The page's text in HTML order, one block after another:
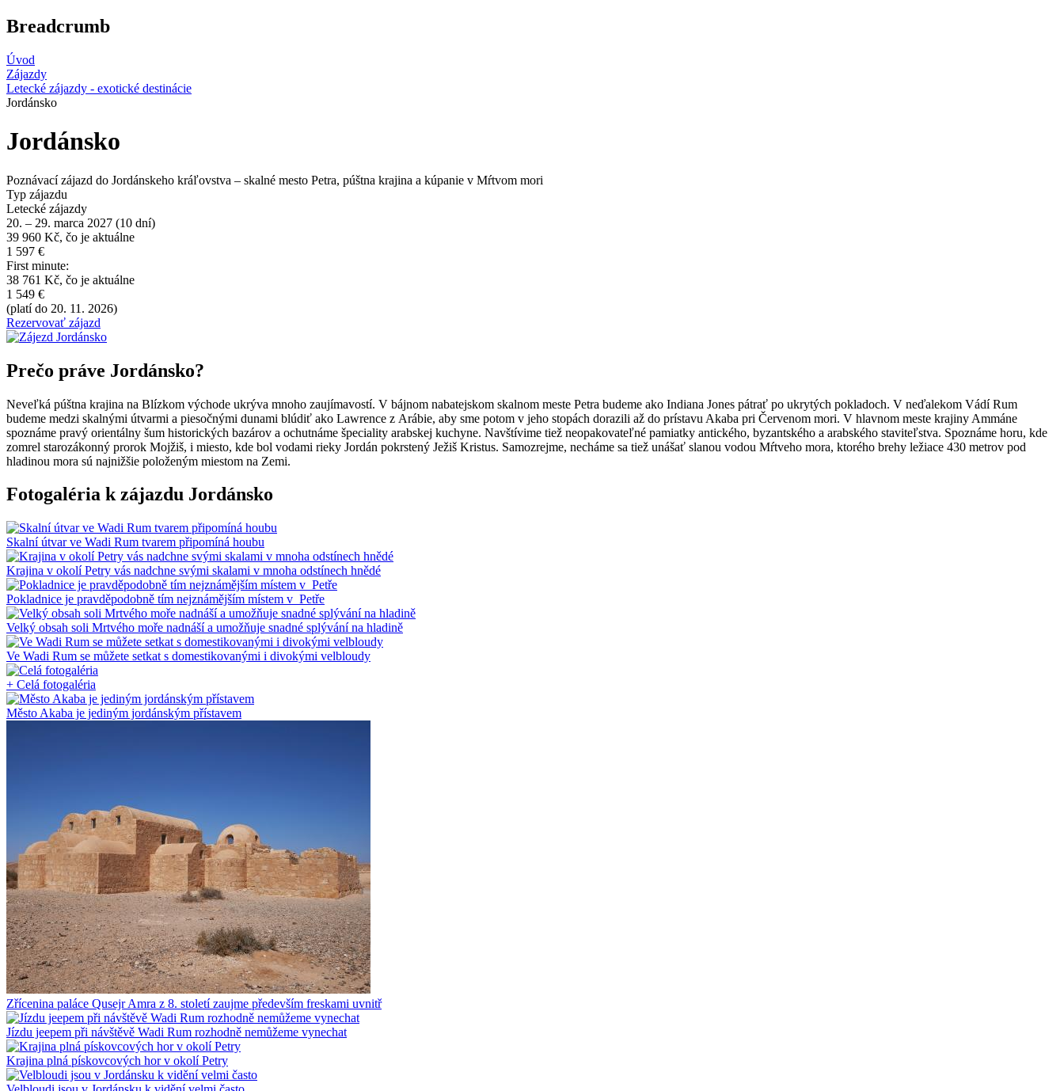
Breadcrumb
Úvod
Zájazdy
Letecké zájazdy - exotické destinácie
Jordánsko
Jordánsko
Poznávací zájazd do Jordánskeho kráľovstva – skalné mesto Petra, púštna krajina a kúpanie v Mŕtvom mori
Typ zájazdu
Letecké zájazdy
20. – 29. marca 2027 (10 dní)
39 960 Kč, čo je aktuálne
1 597 €
First minute:
38 761 Kč, čo je aktuálne
1 549 €
(platí do 20. 11. 2026)
Rezervovať zájazd
Prečo práve Jordánsko?
Neveľká púštna krajina na Blízkom východe ukrýva mnoho zaujímavostí. V bájnom nabatejskom skalnom meste Petra budeme ako Indiana Jones pátrať po ukrytých pokladoch. V neďalekom Vádí Rum
budeme medzi skalnými útvarmi a piesočnými dunami blúdiť ako Lawrence z Arábie, aby sme potom v jeho stopách dorazili až do prístavu Akaba pri Červenom mori. V hlavnom meste krajiny Ammáne
spoznáme pravý orientálny šum historických bazárov a ochutnáme špeciality arabskej kuchyne. Navštívime tiež neopakovateľné pamiatky antického, byzantského a arabského staviteľstva. Spoznáme horu, kde
zomrel starozákonný prorok Mojžiš, i miesto, kde bol vodami rieky Jordán pokrstený Ježiš Kristus. Samozrejme, necháme sa tiež unášať slanou vodou Mŕtveho mora, ktorého brehy ležiace 430 metrov pod
hladinou mora sú najnižšie položeným miestom na Zemi.
Fotogaléria k zájazdu Jordánsko
Skalní útvar ve Wadi Rum tvarem připomíná houbu
Krajina v okolí Petry vás nadchne svými skalami v mnoha odstínech hnědé
Pokladnice je pravděpodobně tím nejznámějším místem v Petře
Velký obsah soli Mrtvého moře nadnáší a umožňuje snadné splývání na hladině
Ve Wadi Rum se můžete setkat s domestikovanými i divokými velbloudy
+ Celá fotogaléria
Město Akaba je jediným jordánským přístavem
Zřícenina paláce Qusejr Amra z 8. století zaujme především freskami uvnitř
Jízdu jeepem při návštěvě Wadi Rum rozhodně nemůžeme vynechat
Krajina plná pískovcových hor v okolí Petry